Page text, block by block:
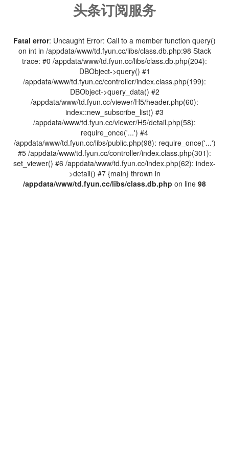
头条订阅服务
Fatal error: Uncaught Error: Call to a member function query()
on int in /appdata/www/td.fyun.cc/libs/class.db.php:98 Stack
trace: #0 /appdata/www/td.fyun.cc/libs/class.db.php(204):
DBObject->query() #1
/appdata/www/td.fyun.cc/controller/index.class.php(199):
DBObject->query_data() #2
/appdata/www/td.fyun.cc/viewer/H5/header.php(60):
index::new_subscribe_list() #3
/appdata/www/td.fyun.cc/viewer/H5/detail.php(58):
require_once('...') #4
/appdata/www/td.fyun.cc/libs/public.php(98): require_once('...')
#5 /appdata/www/td.fyun.cc/controller/index.class.php(301):
set_viewer() #6 /appdata/www/td.fyun.cc/index.php(62): index-
>detail() #7 {main} thrown in
/appdata/www/td.fyun.cc/libs/class.db.php on line 98